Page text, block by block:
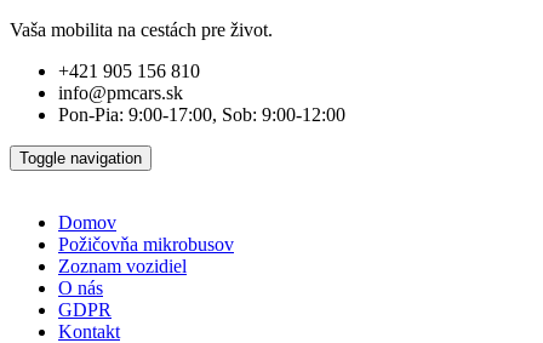
Vaša mobilita na cestách pre život.
+421 905 156 810
info@pmcars.sk
Pon-Pia: 9:00-17:00, Sob: 9:00-12:00
Toggle navigation
Domov
Požičovňa mikrobusov
Zoznam vozidiel
O nás
GDPR
Kontakt